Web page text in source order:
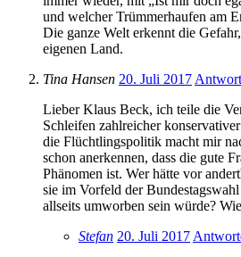
und welcher Trümmerhaufen am
Die ganze Welt erkennt die
eigenen Land.
Tina Hansen 20. Juli 2017
Lieber Klaus Beck, ich teile die
Schleifen zahlreicher
die Flüchtlingspolitik macht mir
schon anerkennen, dass die gute
Phänomen ist. Wer hätte vor
sie im Vorfeld der
allseits umworben sein würde?
Stefan 20. Juli 2017